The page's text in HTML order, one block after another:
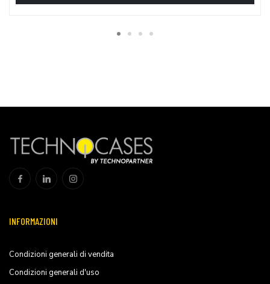
INFORMAZIONI
Condizioni generali di vendita
Condizioni generali d'uso